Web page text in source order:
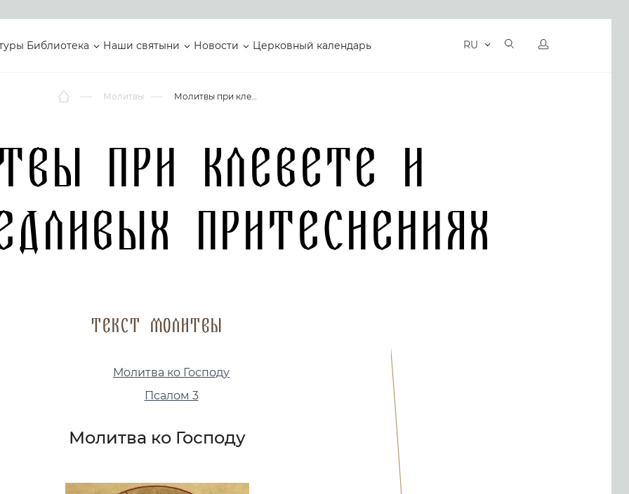
Библиотека Наши святыни Новости Церковный календарь RU
Молитвы Молитвы при клевете и несправедливых притеснениях
при клевете и
притеснениях
Текст молитвы
Молитва ко Господу
Псалом 3
Молитва ко Господу